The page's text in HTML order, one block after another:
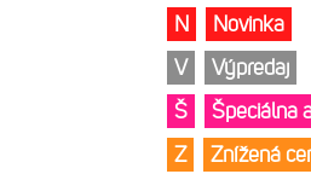
N
Novinka
V
Výpredaj
Š
Špeciálna
Z
Znížená